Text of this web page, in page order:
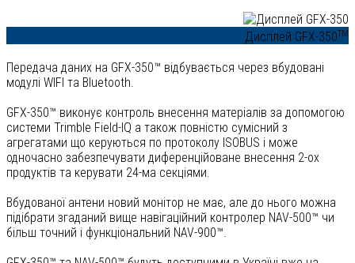
Дисплей GFX-350TM
Передача даних на GFX-350™ відбувається через вбудовані
модулі WIFI та Bluetooth.
GFX-350™ виконує контроль внесення матеріалів за допомогою
системи Trimble Field-IQ а також повністю сумісний з
агрегатами що керуються по протоколу ISOBUS і може
одночасно забезпечувати диференційоване внесення 2-ох
продуктів та керувати 24-ма секціями.
Вбудованої антени новий монітор не має, але до нього можна
підібрати згаданий вище навігаційний контролер NAV-500™ чи
більш точний і функціональний NAV-900™.